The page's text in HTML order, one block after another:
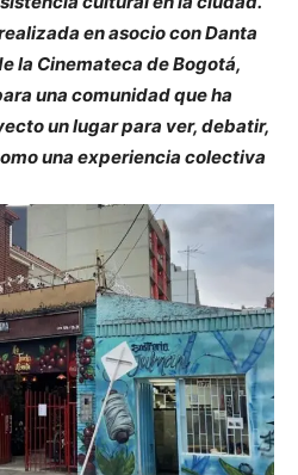
en asocio con Danta
la Cinemateca de Bogotá,
una comunidad que ha
un lugar para ver, debatir,
una experiencia colectiva